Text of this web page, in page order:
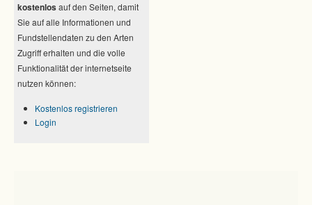
kostenlos auf den Seiten, damit
Sie auf alle Informationen und
Fundstellendaten zu den Arten
Zugriff erhalten und die volle
Funktionalität der internetseite
nutzen können:
Kostenlos registrieren
Login